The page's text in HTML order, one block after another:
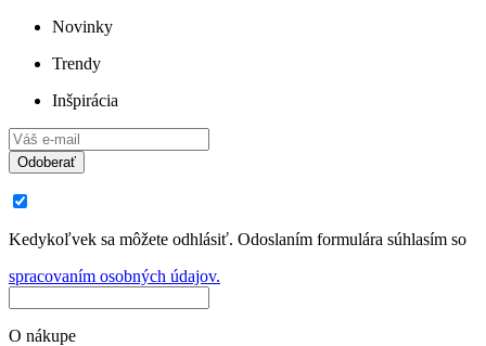
Novinky
Trendy
Inšpirácia
Odoberať
Kedykoľvek sa môžete odhlásiť. Odoslaním formulára súhlasím so
spracovaním osobných údajov.
O nákupe